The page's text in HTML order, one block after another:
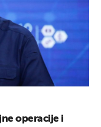
operacije i